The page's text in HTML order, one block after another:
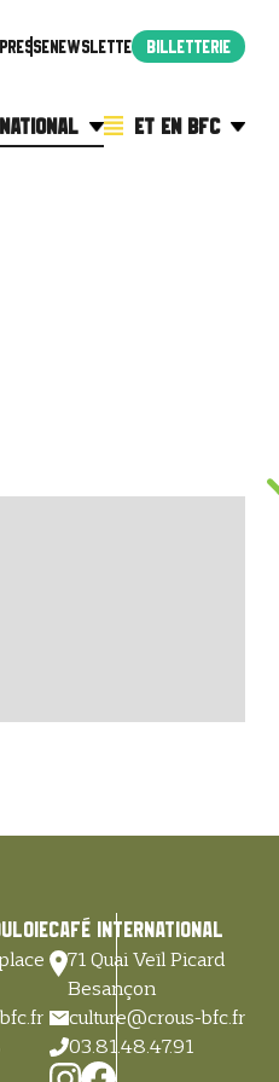
Newsletter Billetterie
ET EN BFC
Café International
71 Quai Veïl Picard
Besançon
culture@crous-bfc.fr
03.81.48.47.91